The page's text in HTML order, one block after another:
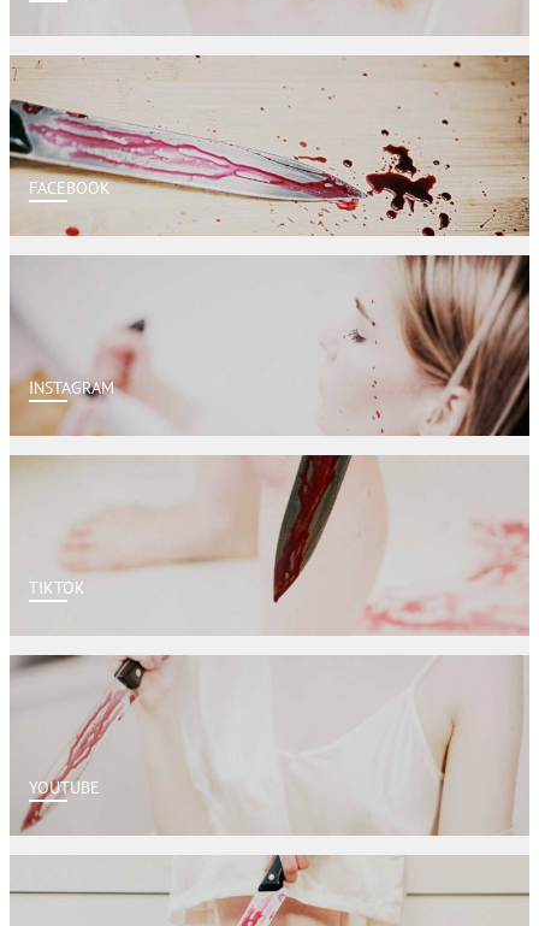
FACEBOOK
INSTAGRAM
TIKTOK
YOUTUBE